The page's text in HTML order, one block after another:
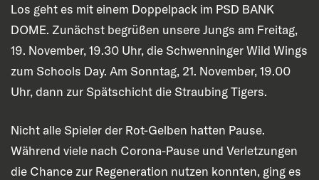
Los geht es mit einem Doppelpack im PSD BANK
DOME. Zunächst begrüßen unsere Jungs am Freitag,
19. November, 19.30 Uhr, die Schwenninger Wild Wings
zum Schools Day. Am Sonntag, 21. November, 19.00
Uhr, dann zur Spätschicht die Straubing Tigers.
Nicht alle Spieler der Rot-Gelben hatten Pause.
Während viele nach Corona-Pause und Verletzungen
die Chance zur Regeneration nutzen konnten, ging es